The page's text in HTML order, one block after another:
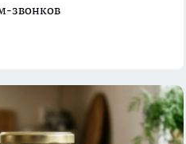
звонков